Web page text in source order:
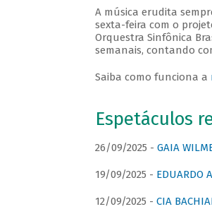
A música erudita
sexta-feira com o
Orquestra Sinfônica
semanais, contando
Saiba como funciona a
Espetáculos
26/09/2025 - GAIA
19/09/2025 - EDUARDO
12/09/2025 - CIA